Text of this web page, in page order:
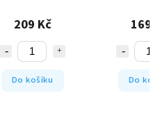
209 Kč
Do košíku
169
Do